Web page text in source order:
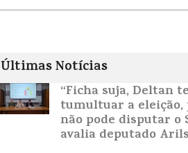
Últimas Notícias
“Ficha suja, Deltan
tumultuar a eleição,
não pode disputar o
avalia deputado